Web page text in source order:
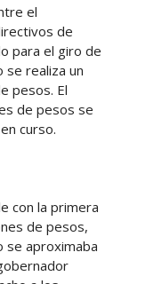
el
de
para el giro de
se realiza un
pesos. El
de pesos se
curso.
con la primera
de pesos,
se aproximaba